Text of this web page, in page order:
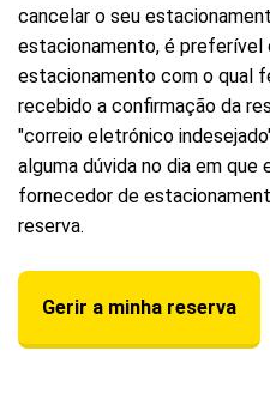
cancelar o seu
estacionamento, é
estacionamento com o qual
recebido a confirmação da
"correio eletrónico
alguma dúvida no dia em
fornecedor de
reserva.
Gerir a minha reserva